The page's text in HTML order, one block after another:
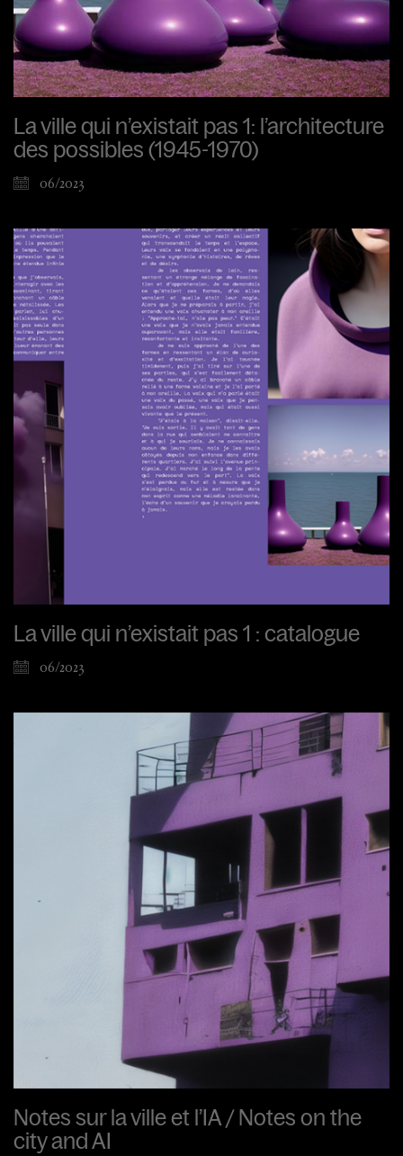
La ville qui n’existait pas 1: l’architecture
des possibles (1945-1970)
06/2023
La ville qui n’existait pas 1 : catalogue
06/2023
Notes sur la ville et l’IA / Notes on the
city and AI